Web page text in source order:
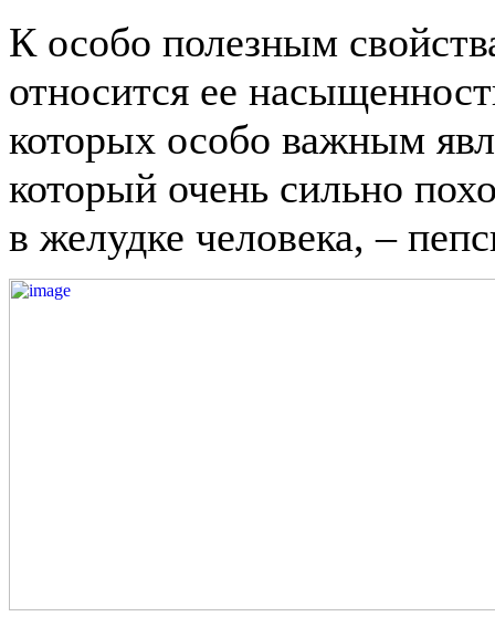
К особо полезным
относится ее
которых особо важным
который очень сильно
в желудке человека, –